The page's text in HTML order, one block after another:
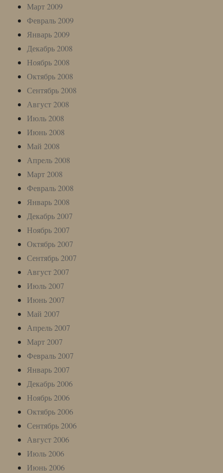
Март 2009
Февраль 2009
Январь 2009
Декабрь 2008
Ноябрь 2008
Октябрь 2008
Сентябрь 2008
Август 2008
Июль 2008
Июнь 2008
Май 2008
Апрель 2008
Март 2008
Февраль 2008
Январь 2008
Декабрь 2007
Ноябрь 2007
Октябрь 2007
Сентябрь 2007
Август 2007
Июль 2007
Июнь 2007
Май 2007
Апрель 2007
Март 2007
Февраль 2007
Январь 2007
Декабрь 2006
Ноябрь 2006
Октябрь 2006
Сентябрь 2006
Август 2006
Июль 2006
Июнь 2006